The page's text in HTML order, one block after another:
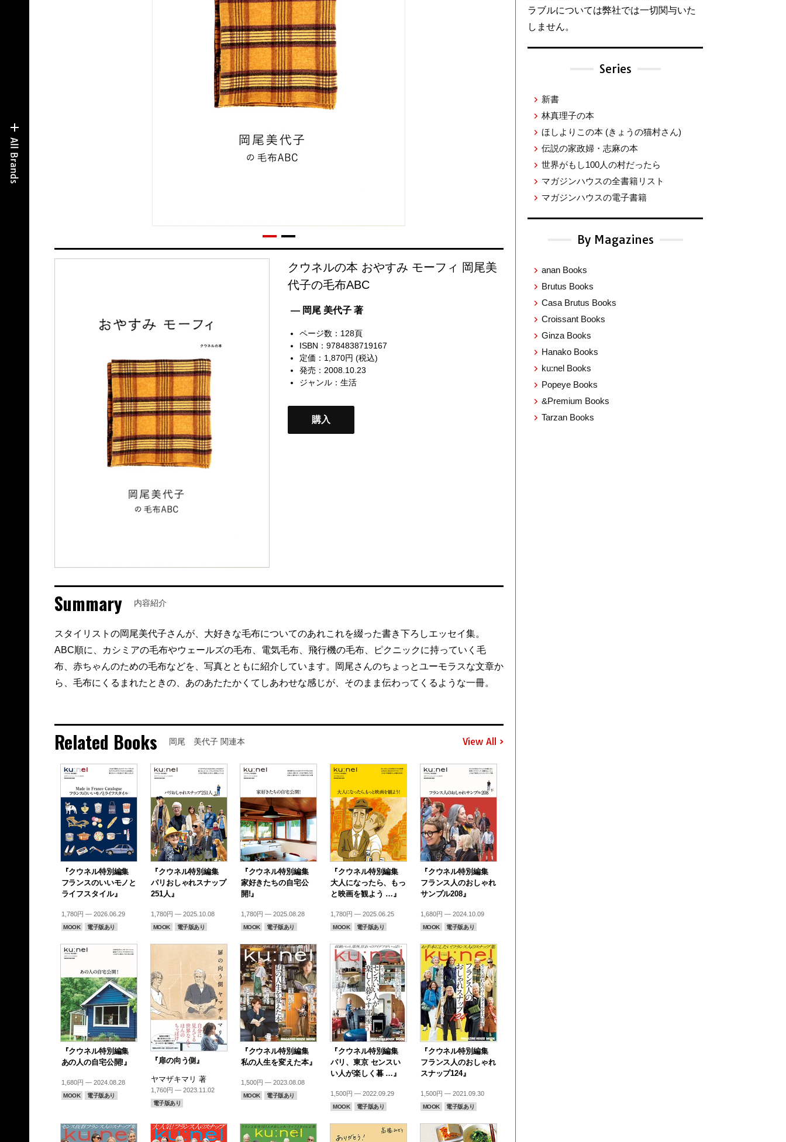
クウネルの本 おやすみ モーフィ 岡尾美
代子の毛布ABC
— 岡尾 美代子 著
ページ数：128頁
ISBN：9784838719167
定価：1,870円 (税込)
発売：2008.10.23
ジャンル： 生活
購入
Summary 内容紹介
スタイリストの岡尾美代子さんが、大好きな毛布についてのあれこれを綴った書き下ろしエッセイ集。
ABC順に、カシミアの毛布やウェールズの毛布、電気毛布、飛行機の毛布、ピクニックに持っていく毛
布、赤ちゃんのための毛布などを、写真とともに紹介しています。岡尾さんのちょっとユーモラスな文章か
ら、毛布にくるまれたときの、あのあたたかくてしあわせな感じが、そのまま伝わってくるような一冊。
Related Books 岡尾 美代子 関連本 View All
『クウネル特別編集
フランスのいいモノと
ライフスタイル』
1,780円 — 2026.06.29
MOOK 電子版あり
『クウネル特別編集
パリおしゃれスナップ
251人』
1,780円 — 2025.10.08
MOOK 電子版あり
『クウネル特別編集
家好きたちの自宅公
開!』
1,780円 — 2025.08.28
MOOK 電子版あり
『クウネル特別編集
大人になったら、もっ
と映画を観よう …』
1,780円 — 2025.06.25
MOOK 電子版あり
『クウネル特別編集
フランス人のおしゃれ
サンプル208』
1,680円 — 2024.10.09
MOOK 電子版あり
『クウネル特別編集
あの人の自宅公開!』
1,680円 — 2024.08.28
MOOK 電子版あり
『扉の向う側』
ヤマザキマリ 著
1,760円 — 2023.11.02
電子版あり
『クウネル特別編集
私の人生を変えた本』
1,500円 — 2023.08.08
MOOK 電子版あり
『クウネル特別編集
パリ、東京 センスい
い人が楽しく暮 …』
1,500円 — 2022.09.29
MOOK 電子版あり
『クウネル特別編集
フランス人のおしゃれ
スナップ124』
1,500円 — 2021.09.30
MOOK 電子版あり
ラブルについては弊社では一切関与いた
しません。
Series
新書
林真理子の本
ほしよりこの本 (きょうの猫村さん)
伝説の家政婦・志麻の本
世界がもし100人の村だったら
マガジンハウスの全書籍リスト
マガジンハウスの電子書籍
By Magazines
anan Books
Brutus Books
Casa Brutus Books
Croissant Books
Ginza Books
Hanako Books
ku:nel Books
Popeye Books
&Premium Books
Tarzan Books